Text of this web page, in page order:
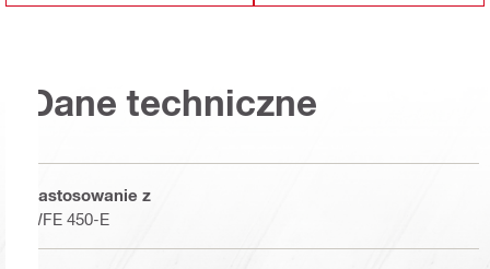
Dane techniczne
Zastosowanie z
WFE 450-E